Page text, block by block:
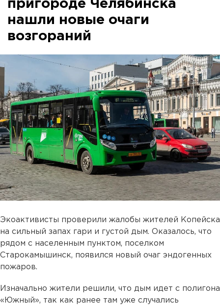
пригороде Челябинска
нашли новые очаги
возгораний
Экоактивисты проверили жалобы жителей Копейска
на сильный запах гари и густой дым. Оказалось, что
рядом с населенным пунктом, поселком
Старокамышинск, появился новый очаг эндогенных
пожаров.
Изначально жители решили, что дым идет с полигона
«Южный», так как ранее там уже случались